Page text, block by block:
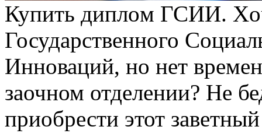
Купить диплoм ГСИИ.
Государственного
Инноваций, но нет
заочном отделении? Не
приобрести этот